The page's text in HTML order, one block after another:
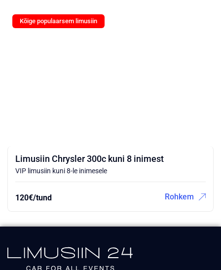
Kõige populaarsem limusiin
Limusiin Chrysler 300c kuni 8 inimest
VIP limusiin kuni 8-le inimesele
120€/tund Rohkem